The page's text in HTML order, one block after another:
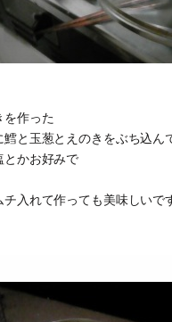
を作った
鱈と玉葱とえのきをぶち込ん
とかお好みで
チ入れて作っても美味しいで